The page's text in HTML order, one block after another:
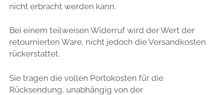
nicht erbracht werden kann.
Bei einem teilweisen Widerruf wird der Wert der
retournierten Ware, nicht jedoch die Versandkosten
rückerstattet.
Sie tragen die vollen Portokosten für die
Rücksendung, unabhängig von der